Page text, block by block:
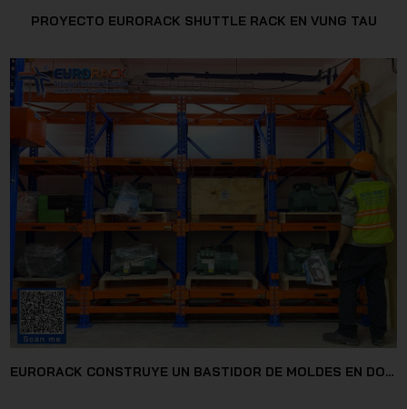
PROYECTO EURORACK SHUTTLE RACK EN VUNG TAU
EURORACK CONSTRUYE UN BASTIDOR DE MOLDES EN DONG NAI